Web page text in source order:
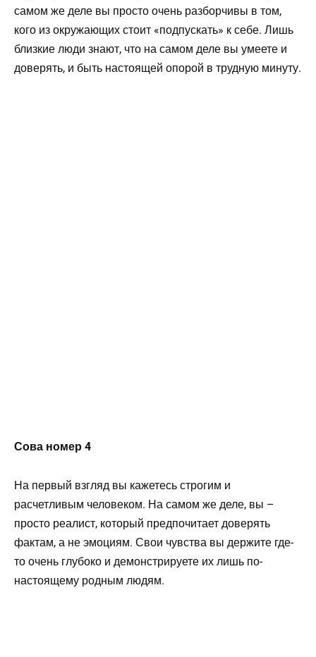
самом же деле вы просто очень разборчивы в том,
кого из окружающих стоит «подпускать» к себе. Лишь
близкие люди знают, что на самом деле вы умеете и
доверять, и быть настоящей опорой в трудную минуту.
Сова номер 4
На первый взгляд вы кажетесь строгим и
расчетливым человеком. На самом же деле, вы –
просто реалист, который предпочитает доверять
фактам, а не эмоциям. Свои чувства вы держите где-
то очень глубоко и демонстрируете их лишь по-
настоящему родным людям.